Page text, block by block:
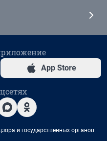
App Store
и государственных органов